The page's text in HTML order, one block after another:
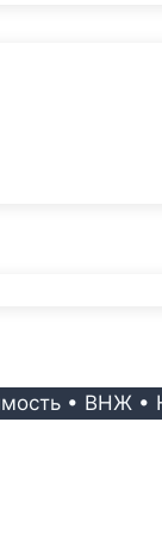
• ВНЖ •